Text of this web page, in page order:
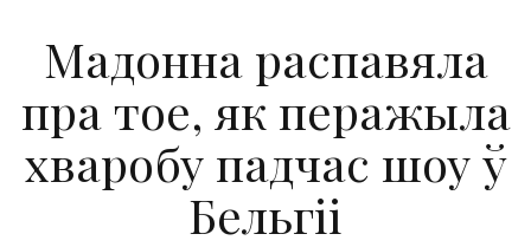
Мадонна распавяла
пра тое, як перажыла
хваробу падчас шоу ў
Бельгіі